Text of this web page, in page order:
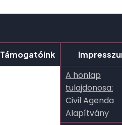
Támogatóink
A honlap
tulajdonosa:
Civil Agenda
Alapítvány